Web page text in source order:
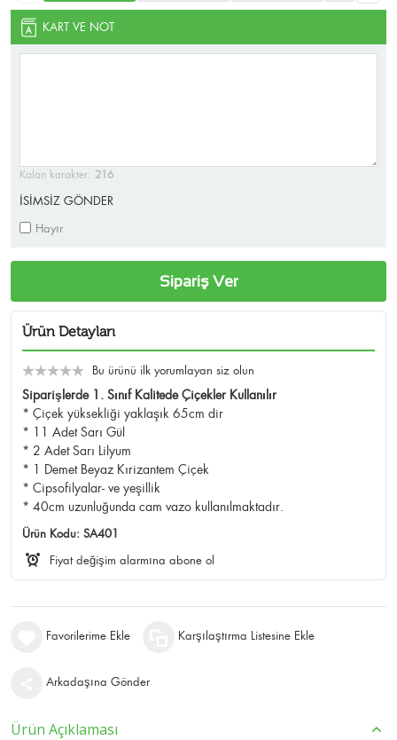
KART VE NOT
Kalan karakter: 216
İSİMSİZ GÖNDER
Hayır
Sipariş Ver
Ürün Detayları
Bu ürünü ilk yorumlayan siz olun
Siparişlerde 1. Sınıf Kalitede Çiçekler Kullanılır
* Çiçek yüksekliği yaklaşık 65cm dir
* 11 Adet Sarı Gül
* 2 Adet Sarı Lilyum
* 1 Demet Beyaz Kırizantem Çiçek
* Cipsofilyalar- ve yeşillik
* 40cm uzunluğunda cam vazo kullanılmaktadır.
Ürün Kodu: SA401
Fiyat değişim alarmına abone ol
Favorilerime Ekle Karşılaştırma Listesine Ekle
Arkadaşına Gönder
Ürün Açıklaması